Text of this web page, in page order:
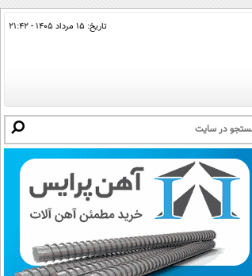
تاریخ: ۱۵ مرداد ۱۴۰۵ - ۲۱:۴۲